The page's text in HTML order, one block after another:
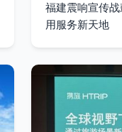
福建震响宣传
用服务新天地